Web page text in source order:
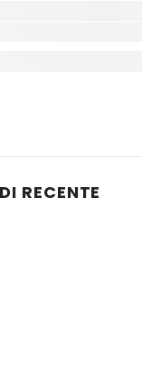
RECENTE